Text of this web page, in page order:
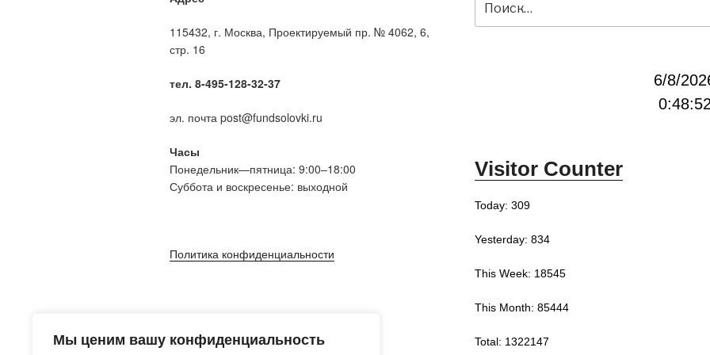
Мы ценим вашу конфиденциальность
115432, г. Москва, Проектируемый пр. № 4062, 6,
стр. 16
тел. 8-495-128-32-37
эл. почта post@fundsolovki.ru
Часы
Понедельник—пятница: 9:00–18:00
Суббота и воскресенье: выходной
Политика конфиденциальности
6/8/
0:48:53
Visitor Counter
Today: 309
Yesterday: 834
This Week: 18545
This Month: 85444
Total: 1322147